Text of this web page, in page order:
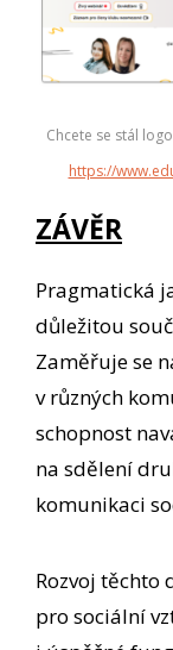
Chcete se stál
https://
ZÁVĚR
Pragmatická
důležitou
Zaměřuje se
v různých
schopnost
na sdělení
komunikaci
Rozvoj těchto
pro sociální